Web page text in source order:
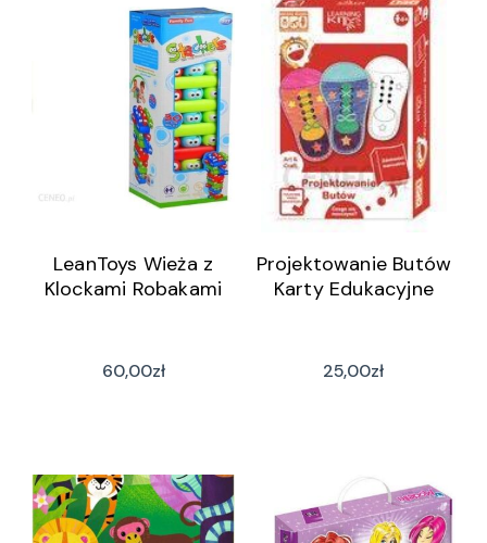
LeanToys Wieża z
Klockami Robakami
60,00zł
Projektowanie Butów
Karty Edukacyjne
25,00zł